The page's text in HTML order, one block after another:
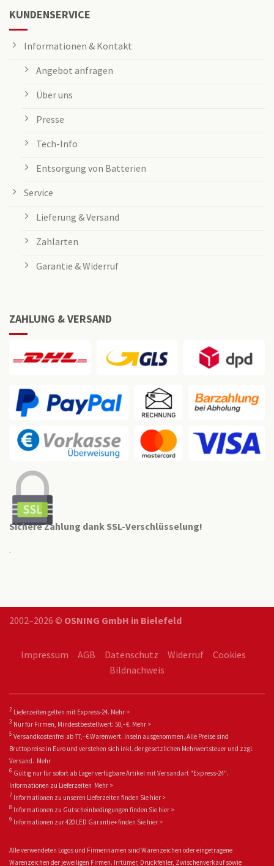
KUNDENSERVICE
Informationen & Kontakt
Angebot anfragen
Über uns
Presse
Tech-Info
Entsorgung von Batterien
Service
Lieferung & Versand
Zahlarten
Garantie & Widerruf
ZAHLUNG & VERSAND
Sichere Zahlung dank SSL-Verschlüsselung!
.
2002–2026 © OSNING GmbH in Bielefeld
Impressum AGB Datenschutz Widerruf
Cookies
Bildnachweis
2 Lieferzeiten gelten mit Express-24. Mehr >
3 Nur für Firmen, Mindestbestellwert: 50,- €. Mehr >
5 Versandkostenfrei ab 77,- € Warenwert. Inseln ausgenommen. Alle Preise sind
Bruttopreise in Euro und verstehen sich inkl. der gesetzlichen Mehrwertsteuer und zzgl.
Versand. Mehr
6 Gültig nur für sofort ab Lager verfügbare Artikel mit Versandart "Express-24".
Informationen zu Lieferzeiten Mehr >
7 Informationen zu unseren Lieferzeiten finden Sie hier >
8 Informationen zu Gutscheinbedingungen finden Sie hier >
9 Informationen zur 420 LED Garantie+ finden Sie hier >
Alle verwendeten Logos und Firmennamen sind Warenzeichen oder eingetragene
Warenzeichen der jeweiligen Firmen. Irrtümer, Druckfehler, Zwischenverkauf sowie